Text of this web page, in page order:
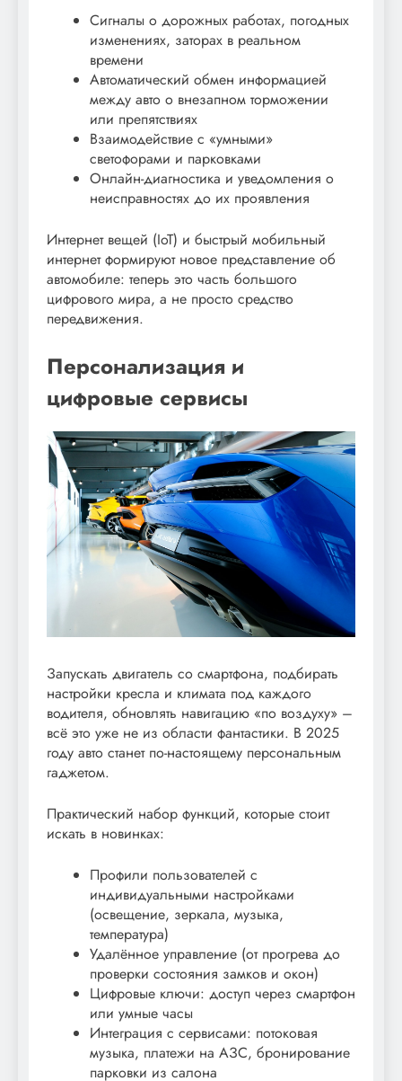
Сигналы о дорожных работах, погодных
изменениях, заторах в реальном
времени
Автоматический обмен информацией
между авто о внезапном торможении
или препятствиях
Взаимодействие с «умными»
светофорами и парковками
Онлайн-диагностика и уведомления о
неисправностях до их проявления
Интернет вещей (IoT) и быстрый мобильный
интернет формируют новое представление об
автомобиле: теперь это часть большого
цифрового мира, а не просто средство
передвижения.
Персонализация и
цифровые сервисы
Запускать двигатель со смартфона, подбирать
настройки кресла и климата под каждого
водителя, обновлять навигацию «по воздуху» –
всё это уже не из области фантастики. В 2025
году авто станет по-настоящему персональным
гаджетом.
Практический набор функций, которые стоит
искать в новинках:
Профили пользователей с
индивидуальными настройками
(освещение, зеркала, музыка,
температура)
Удалённое управление (от прогрева до
проверки состояния замков и окон)
Цифровые ключи: доступ через смартфон
или умные часы
Интеграция с сервисами: потоковая
музыка, платежи на АЗС, бронирование
парковки из салона